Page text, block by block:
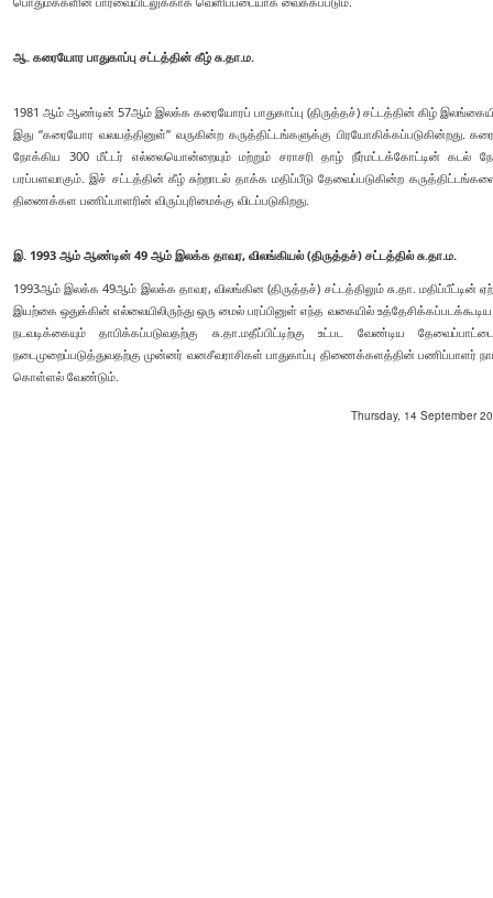
ஆ. கரையோர பாதுகாப்பு சட்டத்தின் கீழ் சு.தா.ம.
1981 ஆம் ஆண்டின் 57ஆம் இலக்க கரையோரப் பாதுகாப்பு (திருத்தச்) சட்டத்தின் கிழ் இலங்கையில்
இது “கரையோர வலயத்தினுள்” வருகின்ற கருத்திட்டங்களுக்கு பிரயோகிக்கப்படுகின்றது.
நோக்கிய 300 மீட்டர் எல்லையொன்றையும் மற்றும் சராசரி தாழ் நீர்மட்டக்கோட்டின் கடல்
பரப்பளவாகும். இச் சட்டத்தின் கீழ் சுற்றாடல் தாக்க மதிப்பீடு தேவைப்படுகின்ற
திணைக்கள பணிப்பாளரின் விருப்புரிமைக்கு விடப்படுகிறது.
இ. 1993 ஆம் ஆண்டின் 49 ஆம் இலக்க தாவர, விலங்கியல் (திருத்தச்) சட்டத்தில் சு.தா.ம.
1993ஆம் இலக்க 49ஆம் இலக்க தாவர, விலங்கின (திருத்தச்) சட்டத்திலும் சு.தா. மதிப்பீட்டின்
இயற்கை ஒதுக்கின் எல்லையிலிருந்து ஒரு மைல் பரப்பினுள் எந்த வகையில்
நடவடிக்கையும் தாபிக்கப்படுவதற்கு சு.தா.மதீப்பிட்டிற்கு உட்பட வேண்டிய
நடைமுறைப்படுத்துவதற்கு முன்னர் வனசீவராசிகள் பாதுகாப்பு திணைக்களத்தின் பணிப்பாளர்
கொள்ளல் வேண்டும்.
Thursday, 14 September